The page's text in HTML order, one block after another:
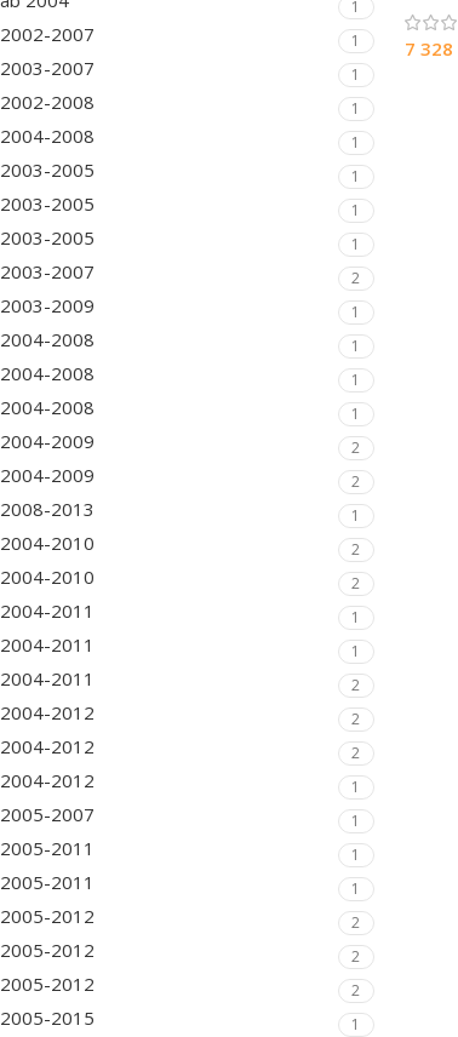
1
2002-2007 1
2003-2007 1
2002-2008 1
2004-2008 1
2003-2005 1
2003-2005 1
2003-2005 1
2003-2007 2
2003-2009 1
2004-2008 1
2004-2008 1
2004-2008 1
2004-2009 2
2004-2009 2
2008-2013 1
2004-2010 2
2004-2010 2
2004-2011 1
2004-2011 1
2004-2011 2
2004-2012 2
2004-2012 2
2004-2012 1
2005-2007 1
2005-2011 1
2005-2011 1
2005-2012 2
2005-2012 2
2005-2012 2
2005-2015 1
7 328